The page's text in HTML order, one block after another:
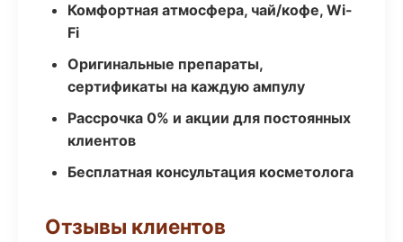
Комфортная атмосфера, чай/кофе, Wi-
Fi
Оригинальные препараты,
сертификаты на каждую ампулу
Рассрочка 0% и акции для постоянных
клиентов
Бесплатная консультация косметолога
Отзывы клиентов